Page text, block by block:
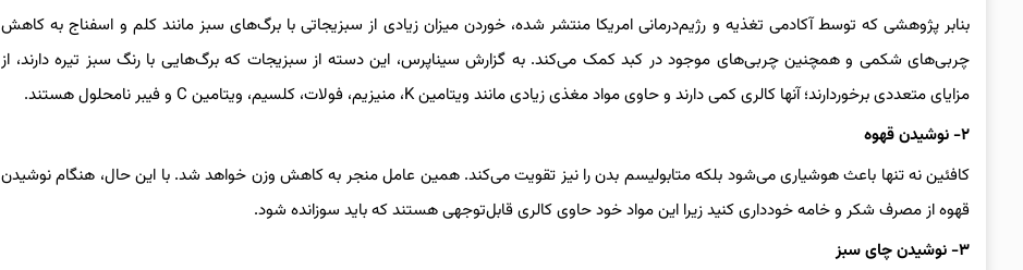
بنابر پژوهشی که توسط آکادمی تغذیه و رژیم‌درمانی امریکا منتشر شده، خوردن میزان زیادی از سبزیجاتی با برگ‌های سبز مانند کلم و اسفناج به کاهش
چربی‌های شکمی و همچنین چربی‌های موجود در کبد کمک می‌کند. به گزارش سیناپرس، این دسته از سبزیجات که برگ‌هایی با رنگ سبز تیره دارند، از
مزایای متعددی برخوردارند؛ آنها کالری کمی دارند و حاوی مواد مغذی زیادی مانند ویتامین K، منیزیم، فولات، کلسیم، ویتامین C و فیبر نامحلول هستند.
۲- نوشیدن قهوه
کافئین نه تنها باعث هوشیاری می‌شود بلکه متابولیسم بدن را نیز تقویت می‌کند. همین عامل منجر به کاهش وزن خواهد شد. با این حال، هنگام نوشیدن
قهوه از مصرف شکر و خامه خودداری کنید زیرا این مواد خود حاوی کالری قابل‌توجهی هستند که باید سوزانده شود.
۳- نوشیدن چای سبز